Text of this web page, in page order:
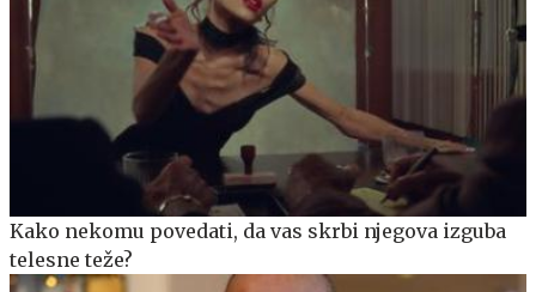
Kako nekomu povedati, da vas skrbi njegova izguba
telesne teže?